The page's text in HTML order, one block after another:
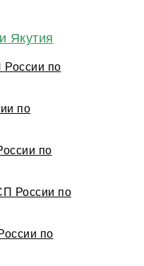
Якутия
по
по
по
России по
по